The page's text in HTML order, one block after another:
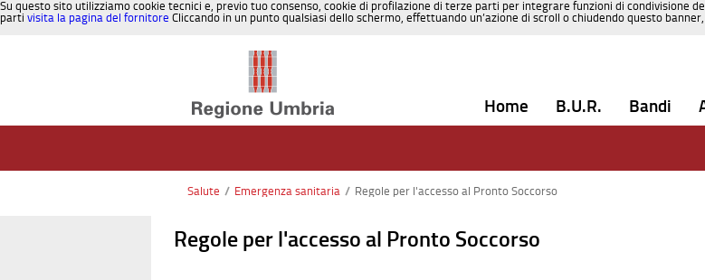
Su questo sito utilizziamo cookie tecnici e, previo tuo consenso, cookie di profilazione di terze parti per integrare funzioni di condivisione
parti visita la pagina del fornitore Cliccando in un punto qualsiasi dello schermo, effettuando un’azione di scroll o chiudendo questo
Home B.U.R. Bandi
Salute / Emergenza sanitaria / Regole per l'accesso al Pronto Soccorso
Regole per l'accesso al Pronto Soccorso